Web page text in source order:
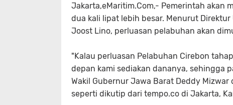
Jakarta,eMaritim.Com,- Pemerintah akan
dua kali lipat lebih besar. Menurut Direktur
Joost Lino, perluasan pelabuhan akan
"Kalau perluasan Pelabuhan Cirebon
depan kami sediakan dananya, sehingga
Wakil Gubernur Jawa Barat Deddy
seperti dikutip dari tempo.co di Jakarta,